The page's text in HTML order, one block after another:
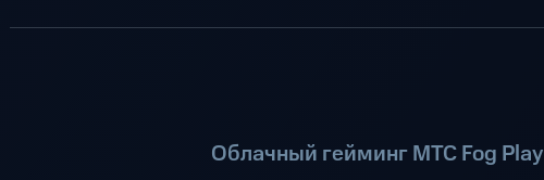
Облачный гейминг МТС Fog Play